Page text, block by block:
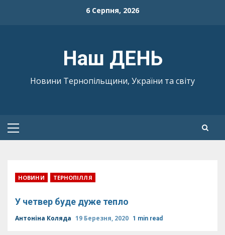
6 Серпня, 2026
Наш ДЕНЬ
Новини Тернопільщини, України та світу
Primary
НОВИНИ ТЕРНОПІЛЛЯ
У четвер буде дуже тепло
Антоніна Коляда 19 Березня, 2020 1 min read